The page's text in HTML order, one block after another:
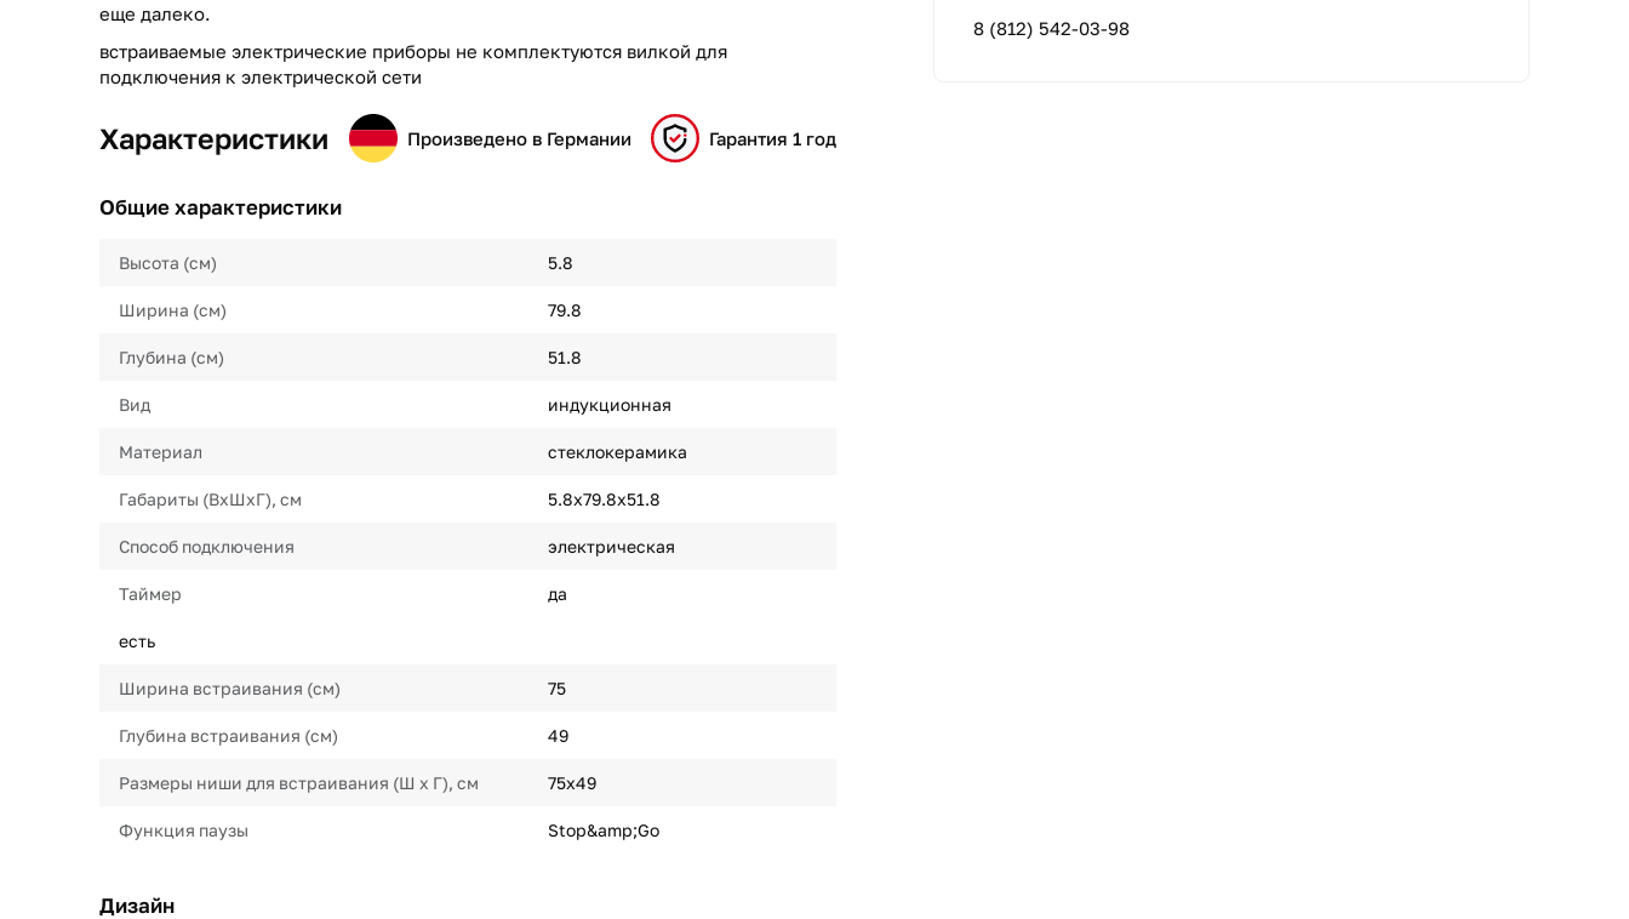
еще далеко.
встраиваемые электрические приборы не комплектуются вилкой для
подключения к электрической сети
Характеристики Произведено в Германии Гарантия 1 год
Общие характеристики
Высота (см) 5.8
Ширина (см) 79.8
Глубина (см) 51.8
Вид индукционная
Материал стеклокерамика
Габариты (ВхШхГ), см 5.8х79.8х51.8
Способ подключения электрическая
Таймер да
есть
Ширина встраивания (см) 75
Глубина встраивания (см) 49
Размеры ниши для встраивания (Ш х Г), см 75х49
Функция паузы Stop&amp;Go
Дизайн
8 (812) 542-03-98